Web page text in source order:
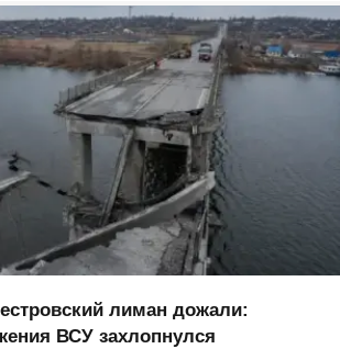
лиман дожали:
ВСУ захлопнулся